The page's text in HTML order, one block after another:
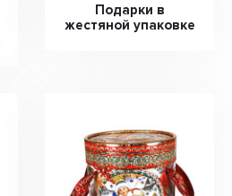
Подарки в
жестяной упаковке